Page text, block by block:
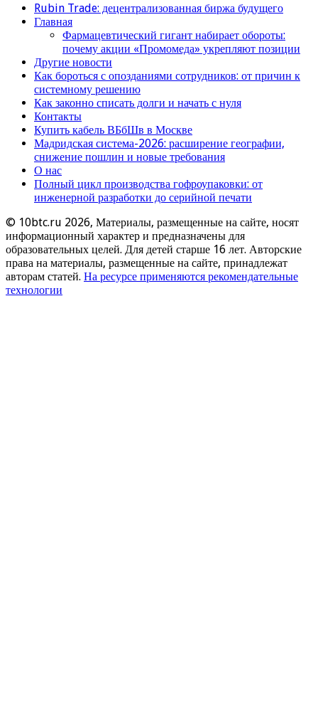
Rubin Trade: децентрализованная биржа будущего
Главная
Фармацевтический гигант набирает обороты:
почему акции «Промомеда» укрепляют позиции
Другие новости
Как бороться с опозданиями сотрудников: от причин к
системному решению
Как законно списать долги и начать с нуля
Контакты
Купить кабель ВБбШв в Москве
Мадридская система-2026: расширение географии,
снижение пошлин и новые требования
О нас
Полный цикл производства гофроупаковки: от
инженерной разработки до серийной печати
© 10btc.ru 2026, Материалы, размещенные на сайте, носят
информационный характер и предназначены для
образовательных целей. Для детей старше 16 лет. Авторские
права на материалы, размещенные на сайте, принадлежат
авторам статей. На ресурсе применяются рекомендательные
технологии